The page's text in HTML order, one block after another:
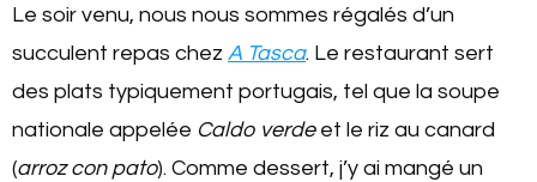
Le soir venu, nous nous sommes régalés d’un
succulent repas chez A Tasca. Le restaurant sert
des plats typiquement portugais, tel que la soupe
nationale appelée Caldo verdeet le riz au canard
(arroz con pato). Comme dessert, j’y ai mangé un